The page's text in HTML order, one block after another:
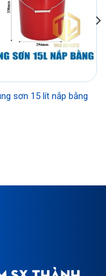
sơn 15 lít nắp bằng